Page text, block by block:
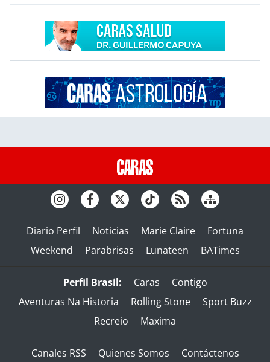
Diario Perfil Noticias Marie Claire
Fortuna
Weekend
Parabrisas Lunateen BATimes
Perfil Brasil: Caras
Contigo
Aventuras Na Historia
Rolling Stone
Sport Buzz
Recreio
Maxima
Canales RSS Quienes Somos Contáctenos